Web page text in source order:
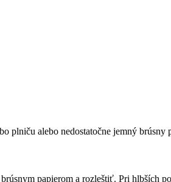
plniču alebo nedostatočne jemný brúsny
papierom a rozleštiť. Pri hlbších